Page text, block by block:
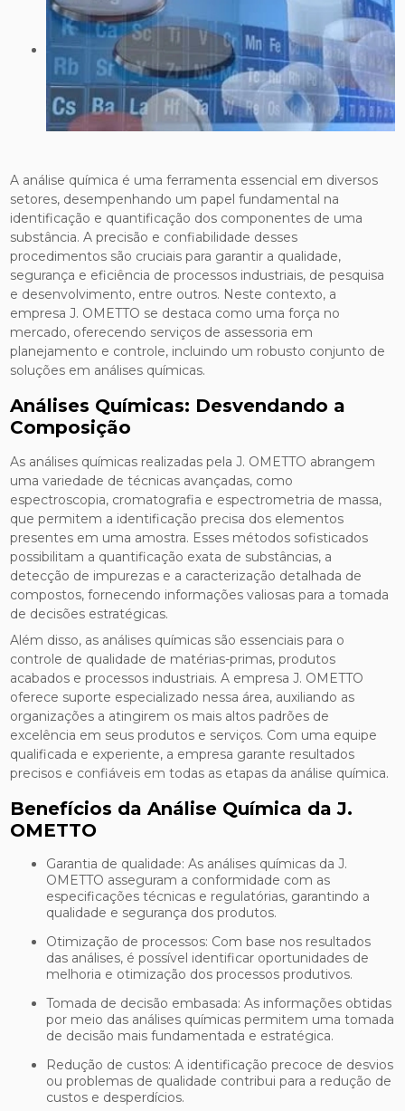
A análise química é uma ferramenta essencial em diversos
setores, desempenhando um papel fundamental na
identificação e quantificação dos componentes de uma
substância. A precisão e confiabilidade desses
procedimentos são cruciais para garantir a qualidade,
segurança e eficiência de processos industriais, de pesquisa
e desenvolvimento, entre outros. Neste contexto, a
empresa J. OMETTO se destaca como uma força no
mercado, oferecendo serviços de assessoria em
planejamento e controle, incluindo um robusto conjunto de
soluções em análises químicas.
Análises Químicas: Desvendando a
Composição
As análises químicas realizadas pela J. OMETTO abrangem
uma variedade de técnicas avançadas, como
espectroscopia, cromatografia e espectrometria de massa,
que permitem a identificação precisa dos elementos
presentes em uma amostra. Esses métodos sofisticados
possibilitam a quantificação exata de substâncias, a
detecção de impurezas e a caracterização detalhada de
compostos, fornecendo informações valiosas para a tomada
de decisões estratégicas.
Além disso, as análises químicas são essenciais para o
controle de qualidade de matérias-primas, produtos
acabados e processos industriais. A empresa J. OMETTO
oferece suporte especializado nessa área, auxiliando as
organizações a atingirem os mais altos padrões de
excelência em seus produtos e serviços. Com uma equipe
qualificada e experiente, a empresa garante resultados
precisos e confiáveis em todas as etapas da análise química.
Benefícios da Análise Química da J.
OMETTO
Garantia de qualidade: As análises químicas da J.
OMETTO asseguram a conformidade com as
especificações técnicas e regulatórias, garantindo a
qualidade e segurança dos produtos.
Otimização de processos: Com base nos resultados
das análises, é possível identificar oportunidades de
melhoria e otimização dos processos produtivos.
Tomada de decisão embasada: As informações obtidas
por meio das análises químicas permitem uma tomada
de decisão mais fundamentada e estratégica.
Redução de custos: A identificação precoce de desvios
ou problemas de qualidade contribui para a redução de
custos e desperdícios.